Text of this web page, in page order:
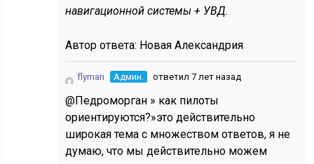
навигационной системы + УВД.
Автор ответа: Новая Александрия
flyman Админ. ответил 7 лет назад
@Педроморган » как пилоты
ориентируются?»это действительно
широкая тема с множеством ответов, я не
думаю, что мы действительно можем